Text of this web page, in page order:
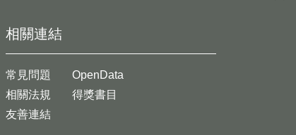
相關連結
常見問題
相關法規
友善連結
OpenData
得獎書目